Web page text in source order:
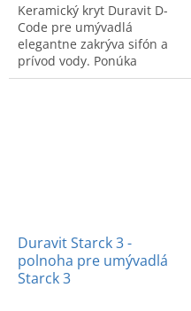
Keramický kryt Duravit D-
Code pre umývadlá
elegantne zakrýva sifón a
prívod vody. Ponúka
nadčasový dizajn, vysokú
Duravit Starck 3 -
polnoha pre umývadlá
Starck 3